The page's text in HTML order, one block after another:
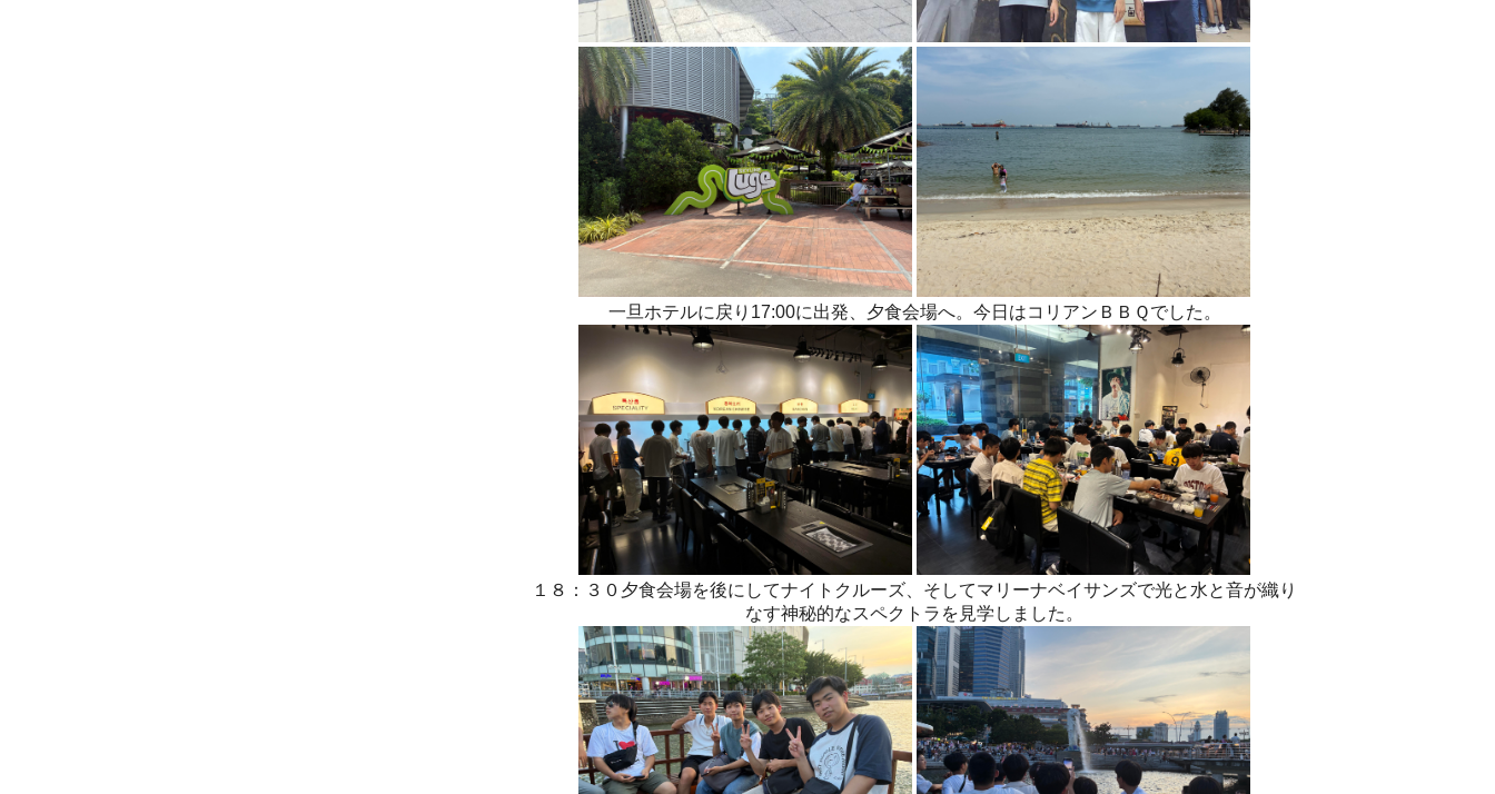
一旦ホテルに戻り17:00に出発、夕食会場へ。今日はコリアンＢＢＱでした。
１８：３０夕食会場を後にしてナイトクルーズ、そしてマリーナベイサンズで光と水と音が織り
なす神秘的なスペクトラを見学しました。